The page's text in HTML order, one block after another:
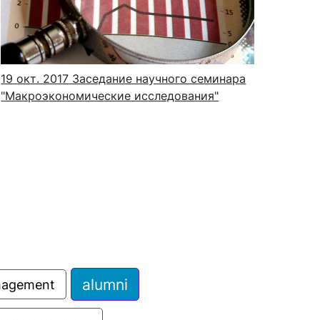
ИИ в образовании
Студентам
19 окт. 2017 Заседание научного семинара
"Макроэкономические исследования"
alumni